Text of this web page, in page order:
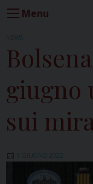
Menu
NEWS
giugno
sui
1 GIUGNO 2022